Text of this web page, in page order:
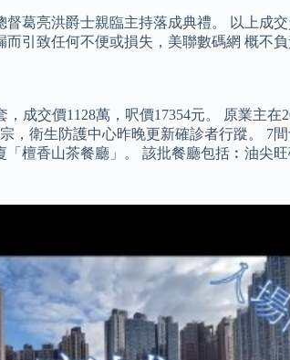
葛亮洪爵士親臨主持落成典禮。 以上成
引致任何不便或損失，美聯數碼網 概不負
成交價1128萬，呎價17354元。 原業主
，衛生防護中心昨晚更新確診者行蹤。 7
檀香山茶餐廳」。 該批餐廳包括︰油尖